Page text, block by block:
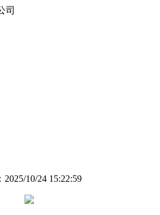
司
2025/10/24 15:22:59